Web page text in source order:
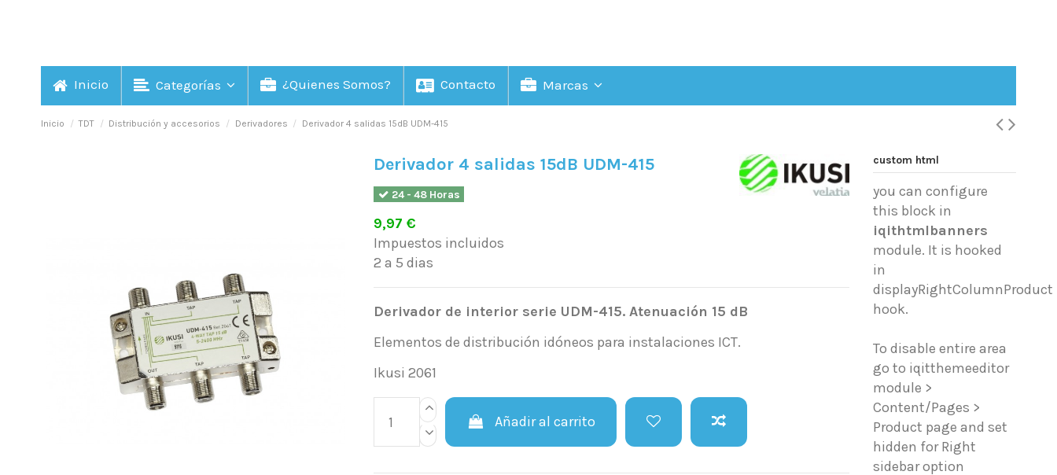
Inicio Categorías ¿Quienes Somos? Contacto Marcas
Inicio TDT Distribución y accesorios Derivadores Derivador 4 salidas 15dB UDM-415
Derivador 4 salidas 15dB UDM-415
24 - 48 Horas
9,97 €
Impuestos incluidos
2 a 5 dias
Derivador de interior serie UDM-415. Atenuación 15 dB
Elementos de distribución idóneos para instalaciones ICT.
Ikusi 2061
Añadir al carrito
custom html
you can configure
this block in
iqithtmlbanners
module. It is hooked
in
displayRightColumnProduct
hook.
To disable entire area
go to iqitthemeeditor
module >
Content/Pages >
Product page and set
hidden for Right
sidebar option